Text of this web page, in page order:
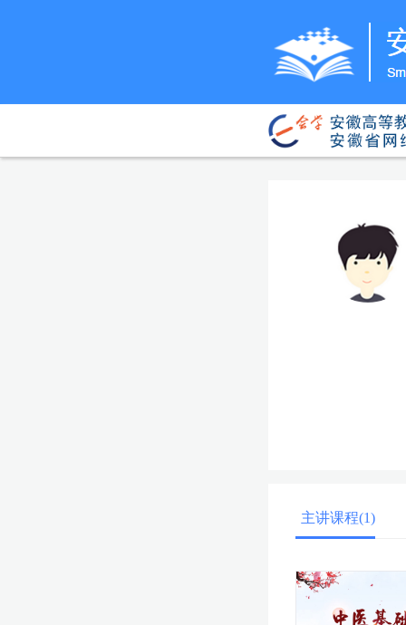
主讲课程(1)